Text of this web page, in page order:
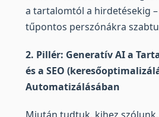
a tartalomtól a hirdetésekig –
tűpontos perszónákra
2. Pillér: Generatív AI a
és a SEO
Automatizálásában